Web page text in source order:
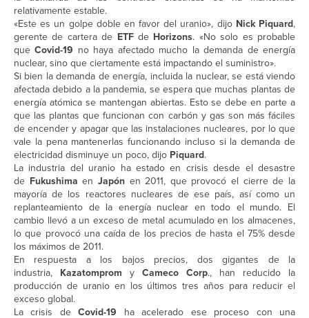
relativamente estable.
«Este es un golpe doble en favor del uranio», dijo Nick Piquard,
gerente de cartera de ETFde Horizons. «No solo es probable
queCovid-19 no haya afectado mucho la demanda de energía
nuclear, sino que ciertamente está impactando el suministro».
Si bien la demanda de energía, incluida la nuclear, se está viendo
afectada debido a la pandemia, se espera que muchas plantas de
energía atómica se mantengan abiertas. Esto se debe en parte a
que las plantas que funcionan con carbón y gas son más fáciles
de encender y apagar que las instalaciones nucleares, por lo que
vale la pena mantenerlas funcionando incluso si la demanda de
electricidad disminuye un poco, dijo Piquard.
La industria del uranio ha estado en crisis desde el desastre
de Fukushima en Japónen 2011, que provocó el cierre de la
mayoría de los reactores nucleares de ese país, así como un
replanteamiento de la energía nuclear en todo el mundo. El
cambio llevó a un exceso de metal acumulado en los almacenes,
lo que provocó una caída de los precios de hasta el 75% desde
los máximos de 2011.
En respuesta a los bajos precios, dos gigantes de la
industria, Kazatomprom y Cameco Corp., han reducido la
producción de uranio en los últimos tres años para reducir el
exceso global.
La crisis deCovid-19 ha acelerado ese proceso con una